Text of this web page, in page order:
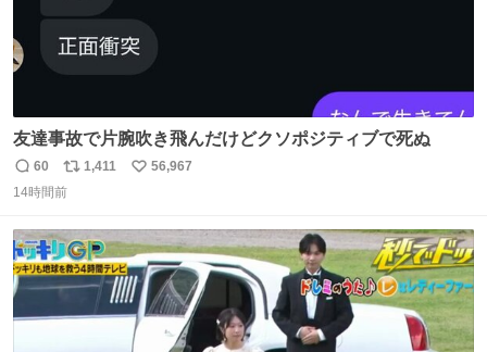
友達事故で片腕吹き飛んだけどクソポジティブで死ぬ
返
信
60
リ
ポ
ト
数
1,411
い
数
56,967
14時間前